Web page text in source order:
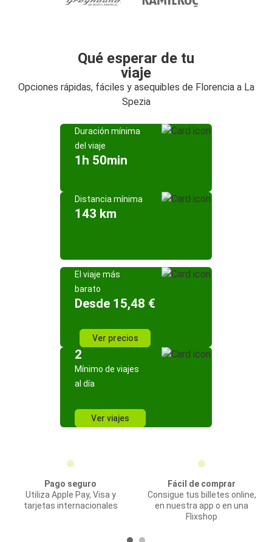
Qué esperar de tu
viaje
Opciones rápidas, fáciles y asequibles de Florencia a La
Spezia
Duración mínima
del viaje
1h 50min
Distancia mínima
143 km
El viaje más
barato
Desde 15,48 €
Ver precios
2
Mínimo de viajes
al día
Ver viajes
Pago seguro
Utiliza Apple Pay, Visa y
tarjetas internacionales
Fácil de comprar
Consigue tus billetes online,
en nuestra app o en una
Flixshop